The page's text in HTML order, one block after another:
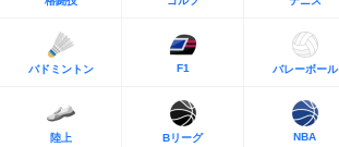
バドミントン F1 バレーボール
陸上 Bリーグ NBA